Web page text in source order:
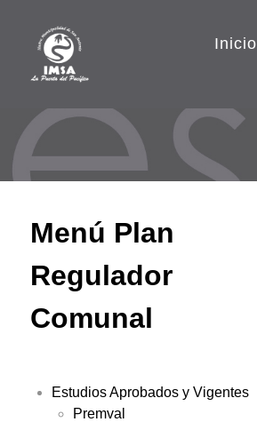
Inicio
Menú Plan
Regulador
Comunal
Estudios Aprobados y Vigentes
Premval